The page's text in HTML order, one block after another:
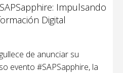
Impulsando
Digital
de anunciar su
evento #SAPSapphire, la